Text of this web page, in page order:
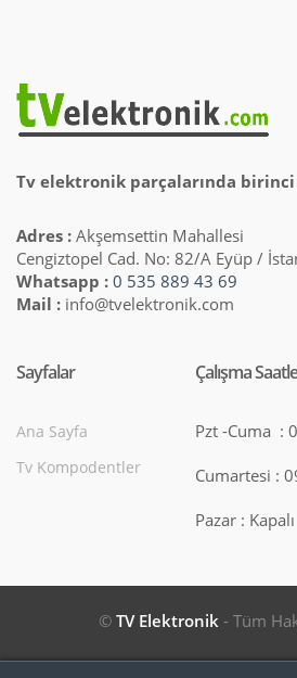
Tv elektronik parçalarında birinci
Adres : Akşemsettin Mahallesi
Cengiztopel Cad. No: 82/A Eyüp /
Whatsapp : 0 535 889 43 69
Mail : info@tvelektronik.com
Sayfalar
Ana Sayfa
Tv Kompodentler
Çalışma
Pzt -Cuma :
Cumartesi :
Pazar : Kapalı
© TV Elektronik- Tüm